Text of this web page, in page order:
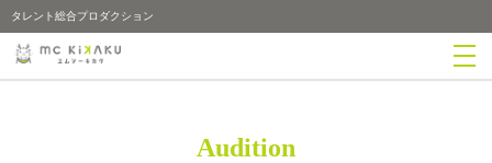
タレント総合プロダクション
Audition